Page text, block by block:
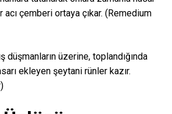
acı çemberi ortaya çıkar. (Remedium
düşmanların üzerine, toplandığında
ekleyen şeytani rünler kazır.